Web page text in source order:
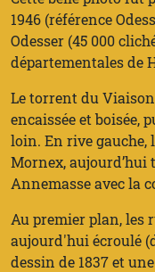
1946 (référence
Odesser (45 000
départementales de
Le torrent du
encaissée et boisée,
loin. En rive gauche,
Mornex,
Annemasse avec la
Au premier plan, les
aujourd'hui écroulé
dessin de 1837 et